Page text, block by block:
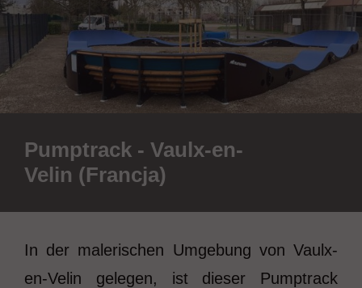
Pumptrack - Vaulx-en-
Velin (Francja)
In der malerischen Umgebung von Vaulx-
en-Velin gelegen, ist dieser Pumptrack